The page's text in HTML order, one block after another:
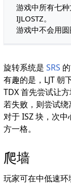
游戏中所有七
IJLOSTZ。
游戏中不会用圆
旋转系统是SRS
有趣的是，LJT 朝
TDX 首先尝试让
若失败，则尝试绕
对于 ISZ 块，次
方一格。
爬墙
玩家可在中低速环